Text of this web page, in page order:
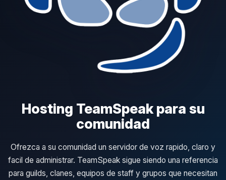
Hosting TeamSpeak para su
comunidad
Ofrezca a su comunidad un servidor de voz rapido, claro y
facil de administrar. TeamSpeak sigue siendo una referencia
para guilds, clanes, equipos de staff y grupos que necesitan